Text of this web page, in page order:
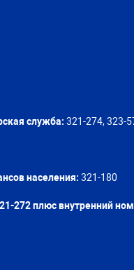
служба: 321-274, 323-
населения: 321-180
272 плюс внутренний